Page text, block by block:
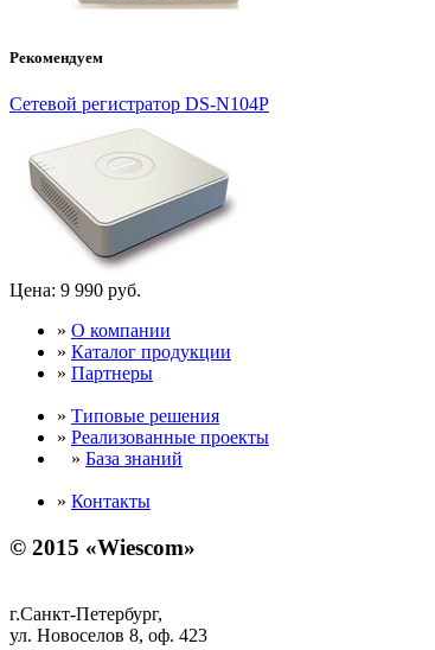
Рекомендуем
Сетевой регистратор DS-N104P
Цена: 9 990 руб.
» О компании
» Каталог продукции
» Партнеры
» Типовые решения
» Реализованные проекты
» База знаний
» Контакты
© 2015 «Wiescom»
г.Санкт-Петербург,
ул. Новоселов 8, оф. 423